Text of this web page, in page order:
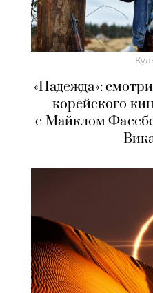
«Надежда»:
корейского
с Майклом